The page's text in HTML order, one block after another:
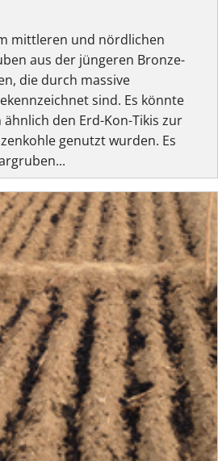
mittleren und nördlichen
aus der jüngeren Bronze-
die durch massive
sind. Es könnte
den Erd-Kon-Tikis zur
genutzt wurden. Es